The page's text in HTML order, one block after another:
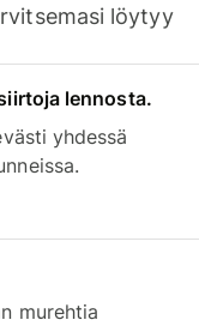
löytyy
lennosta.
yhdessä
murehtia